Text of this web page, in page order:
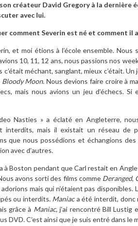
créateur David Gregory à la dernière
avec lui.
comment Severin est né et comment il
et moi étions à l’école ensemble.
10, 11, 12 ans, nous passions nos
c’était méchant, sanglant, mieux c’était.
Bloody Moon. Nous devions faire croire à
mais nous avions un jeu d’échecs.
Nasties » a éclaté en Angleterre,
interdits, mais il existait un réseau de
que nous possédions et échangions des
avec d’autres.
à Boston pendant que Carl restait en
avons sorti des films comme Deranged,
mais qui n’étaient pas disponibles.
ou interdits. Maniaca été interdit, donc
grâce à Maniac, j’ai rencontré Bill Lustig
DVD. C’est ainsi que je suis entré dans le